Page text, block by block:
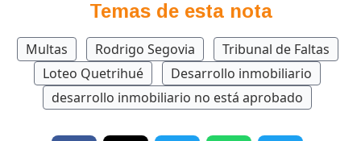
Temas de esta nota
Multas Rodrigo Segovia
Tribunal de Faltas
Loteo Quetrihué
Desarrollo inmobiliario
desarrollo inmobiliario no está aprobado